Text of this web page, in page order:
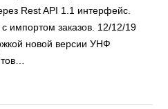
Rest API 1.1 интерфейс.
импортом заказов. 12/12/19
новой версии УНФ